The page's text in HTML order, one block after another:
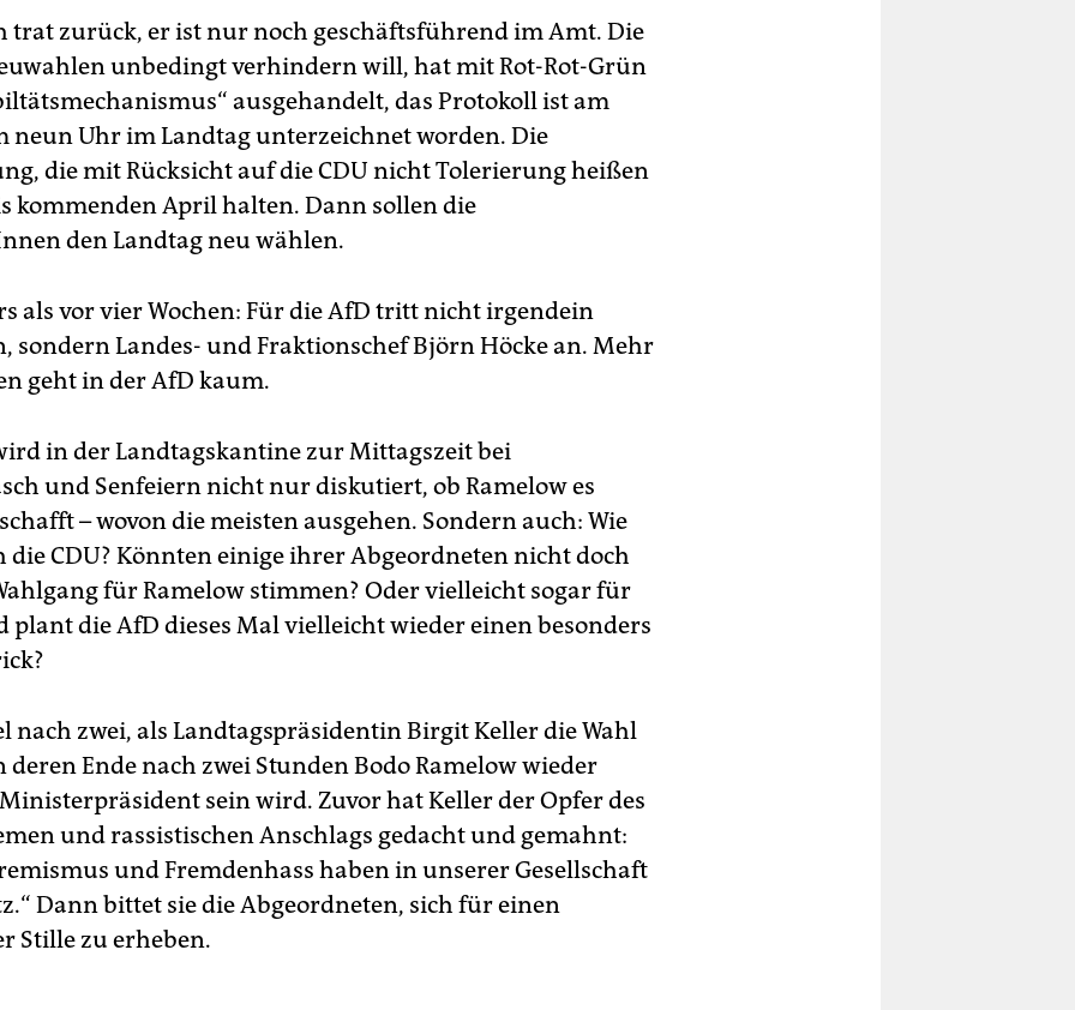
trat zurück, er ist nur noch geschäftsführend im Amt. Die
unbedingt verhindern will, hat mit Rot-Rot-Grün
ausgehandelt, das Protokoll ist am
neun Uhr im Landtag unterzeichnet worden. Die
die mit Rücksicht auf die CDU nicht Tolerierung heißen
kommenden April halten. Dann sollen die
den Landtag neu wählen.
als vor vier Wochen: Für die AfD tritt nicht irgendein
sondern Landes- und Fraktionschef Björn Höcke an. Mehr
geht in der AfD kaum.
in der Landtagskantine zur Mittagszeit bei
und Senfeiern nicht nur diskutiert, ob Ramelow es
– wovon die meisten ausgehen. Sondern auch: Wie
die CDU? Könnten einige ihrer Abgeordneten nicht doch
für Ramelow stimmen? Oder vielleicht sogar für
plant die AfD dieses Mal vielleicht wieder einen besonders
nach zwei, als Landtagspräsidentin Birgit Keller die Wahl
deren Ende nach zwei Stunden Bodo Ramelow wieder
sein wird. Zuvor hat Keller der Opfer des
und rassistischen Anschlags gedacht und gemahnt:
und Fremdenhass haben in unserer Gesellschaft
Dann bittet sie die Abgeordneten, sich für einen
Stille zu erheben.